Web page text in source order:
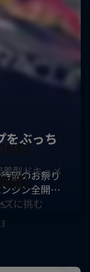
】
型ドキュメ
戦】
ズに挑む